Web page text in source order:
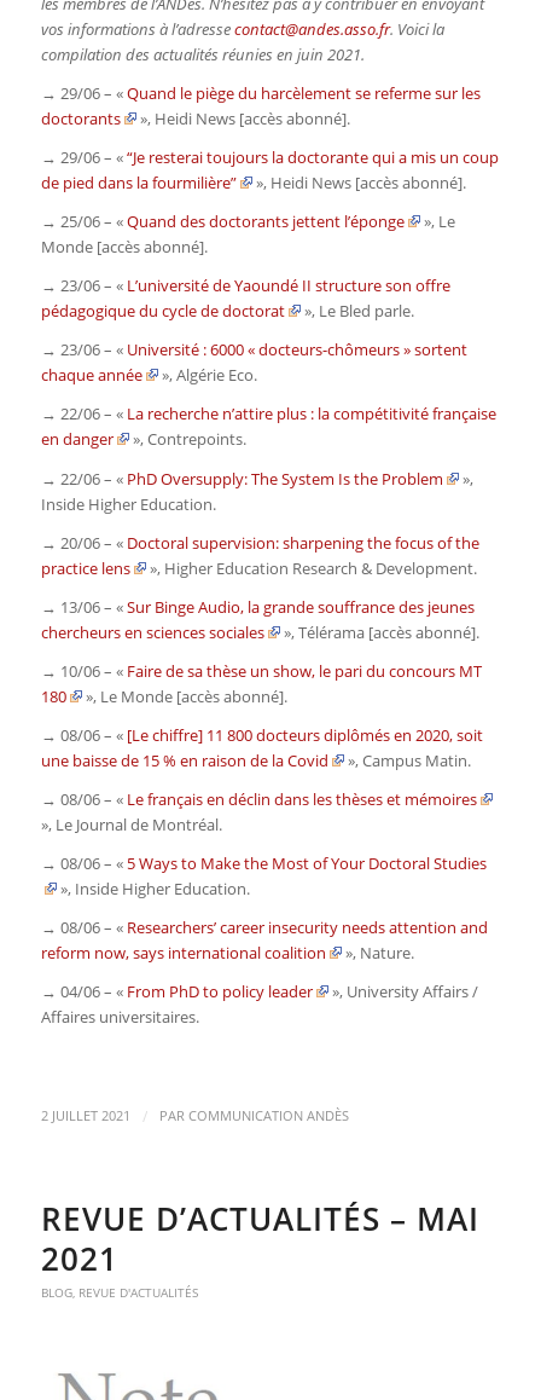
vos informations à l’adressecontact@andes.asso.fr. Voici la
compilation des actualités réunies en juin 2021.
→ 29/06 – «Quand le piège du harcèlement se referme sur les
doctorants
», Heidi News [accès abonné].
→ 29/06 – «“Je resterai toujours la doctorante qui a mis un coup
de pied dans la fourmilière”
», Heidi News [accès abonné].
→ 25/06 – «Quand des doctorants jettent l’éponge », Le
Monde [accès abonné].
→ 23/06 – « L’université de Yaoundé II structure son offre
pédagogique du cycle de doctorat
», Le Bled parle.
→ 23/06 – « Université : 6000 « docteurs-chômeurs » sortent
chaque année
»,Algérie Eco.
→ 22/06 – « La recherche n’attire plus : la compétitivité française
en danger
»,Contrepoints.
→ 22/06 – « PhD Oversupply: The System Is the Problem
»,
Inside Higher Education.
→ 20/06 – « Doctoral supervision: sharpening the focus of the
practice lens
», Higher Education Research & Development.
→ 13/06 – «Sur Binge Audio, la grande souffrance des jeunes
chercheurs en sciences sociales
»,Télérama [accès abonné].
→ 10/06 – « Faire de sa thèse un show, le pari du concours MT
180
», Le Monde [accès abonné].
→ 08/06 – « [Le chiffre] 11 800 docteurs diplômés en 2020, soit
une baisse de 15 % en raison de la Covid
»,Campus Matin.
→ 08/06 – « Le français en déclin dans les thèses et mémoires
»,Le Journal de Montréal.
→ 08/06 – « 5 Ways to Make the Most of Your Doctoral Studies
», Inside Higher Education.
→ 08/06 – « Researchers’ career insecurity needs attention and
reform now, says international coalition
», Nature.
→ 04/06 – « From PhD to policy leader », University Affairs /
Affaires universitaires.
2 JUILLET 2021 / PAR COMMUNICATION ANDÈS
REVUE D’ACTUALITÉS – MAI
2021
BLOG, REVUE D'ACTUALITÉS